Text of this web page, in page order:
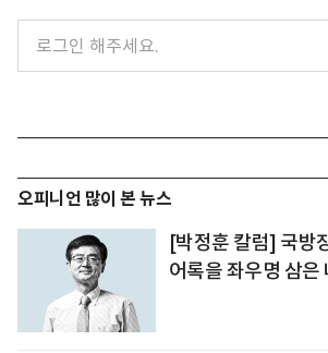
오피니언 많이 본 뉴스
[박정훈 칼럼] 국방
어록을 좌우명 삼은